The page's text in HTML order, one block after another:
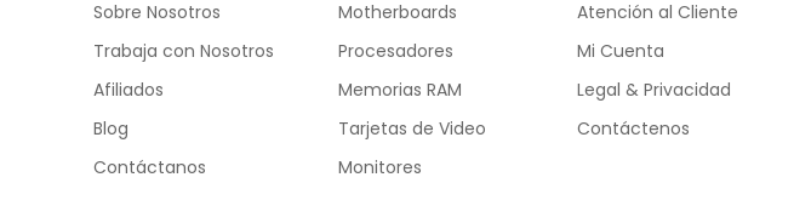
Sobre Nosotros
Trabaja con Nosotros
Afiliados
Blog
Contáctanos
Motherboards
Procesadores
Memorias RAM
Tarjetas de Video
Monitores
Atención al Cliente
Mi Cuenta
Legal & Privacidad
Contáctenos